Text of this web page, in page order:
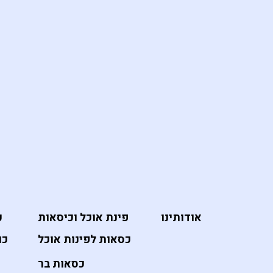
אודותינו
פינת אוכל וכיסאות
כסאות לפינות אוכל
כסאות בר